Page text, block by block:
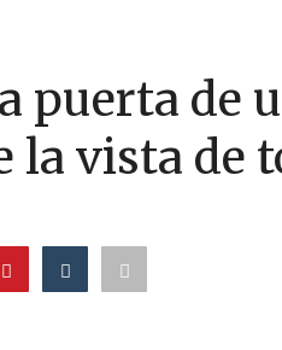
puerta de
la vista de